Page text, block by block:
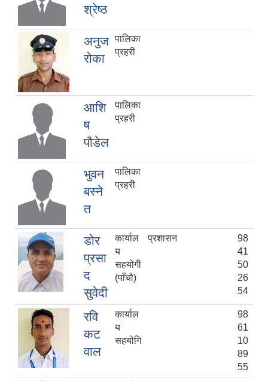
श्रेष्ठ
अनुज
रोका
पालिका
प्रहरी
आशि
ष
पौडेल
पालिका
प्रहरी
भुवन
बस्ने
त
पालिका
प्रहरी
डोर
प्रसा
द
सुवेदी
कार्याल
य
सहयोगी
(पाँचौ)
प्रशासन
98
41
50
26
54
रवि
कट
वाल
कार्याल
य
सहयोगि
98
61
10
89
55